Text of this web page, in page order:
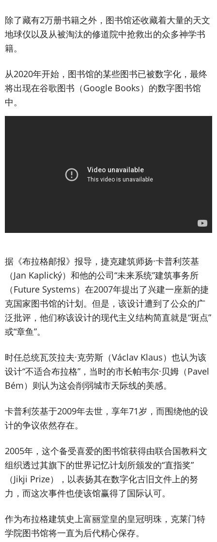
除了藏有2万册书籍之外，图书馆还收藏着大量的天文
地球仪以及从被淘汰的修道院中抢救出的众多神学书
籍。
从2020年开始，图书馆的某些图书已被数字化，最终
将出现在谷歌图书（Google Books）的数字图书馆
中。
据《布拉格邮报》报导，捷克建筑师扬·卡普利茨基
（Jan Kaplický）和他的公司“未来系统”建筑事务所
（Future Systems）在2007年提出了兴建一座新的捷
克国家图书馆的计划。但是，该设计遭到了公众的广
泛批评，他们称该设计的现代主义结构简直就是“斑点”
或“章鱼”。
时任总统瓦茨拉夫·克劳斯（Václav Klaus）也认为该
设计“不适合布拉格”，当时的市长帕韦尔·贝姆（Pavel
Bém）则认为这会削弱城市天际线的美感。
卡普利茨基于2009年去世，享年71岁，而围绕他的设
计的争议依然存在。
2005年，这个备受喜爱的图书馆获得由联合国教科文
组织透过其旗下的世界记忆计划所颁发的“直指奖”
（Jikji Prize），以表扬其在数字化古旧文件上的努
力，而这次事件也使该馆赢得了国际认可。
作为布拉格建筑史上富丽堂皇的皇冠明珠，克莱门特
学院图书馆将一直为后代精心保存。